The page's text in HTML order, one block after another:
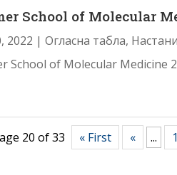
School of Molecular
2022 |Огласна табла, Настани
School of Molecular Medicine
20 of 33 « First « ...